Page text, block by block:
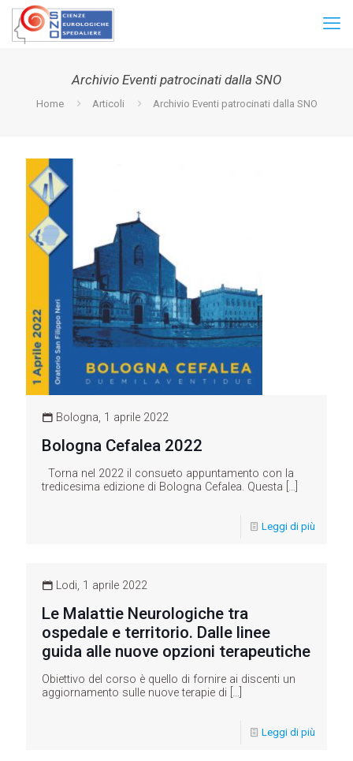
Archivio Eventi patrocinati dalla SNO
Home Articoli Archivio Eventi patrocinati dalla SNO
Bologna, 1 aprile 2022
Bologna Cefalea 2022
Torna nel 2022 il consueto appuntamento con la
tredicesima edizione di Bologna Cefalea. Questa […]
Leggi di più
Lodi, 1 aprile 2022
Le Malattie Neurologiche tra
ospedale e territorio. Dalle linee
guida alle nuove opzioni terapeutiche
Obiettivo del corso è quello di fornire ai discenti un
aggiornamento sulle nuove terapie di […]
Leggi di più